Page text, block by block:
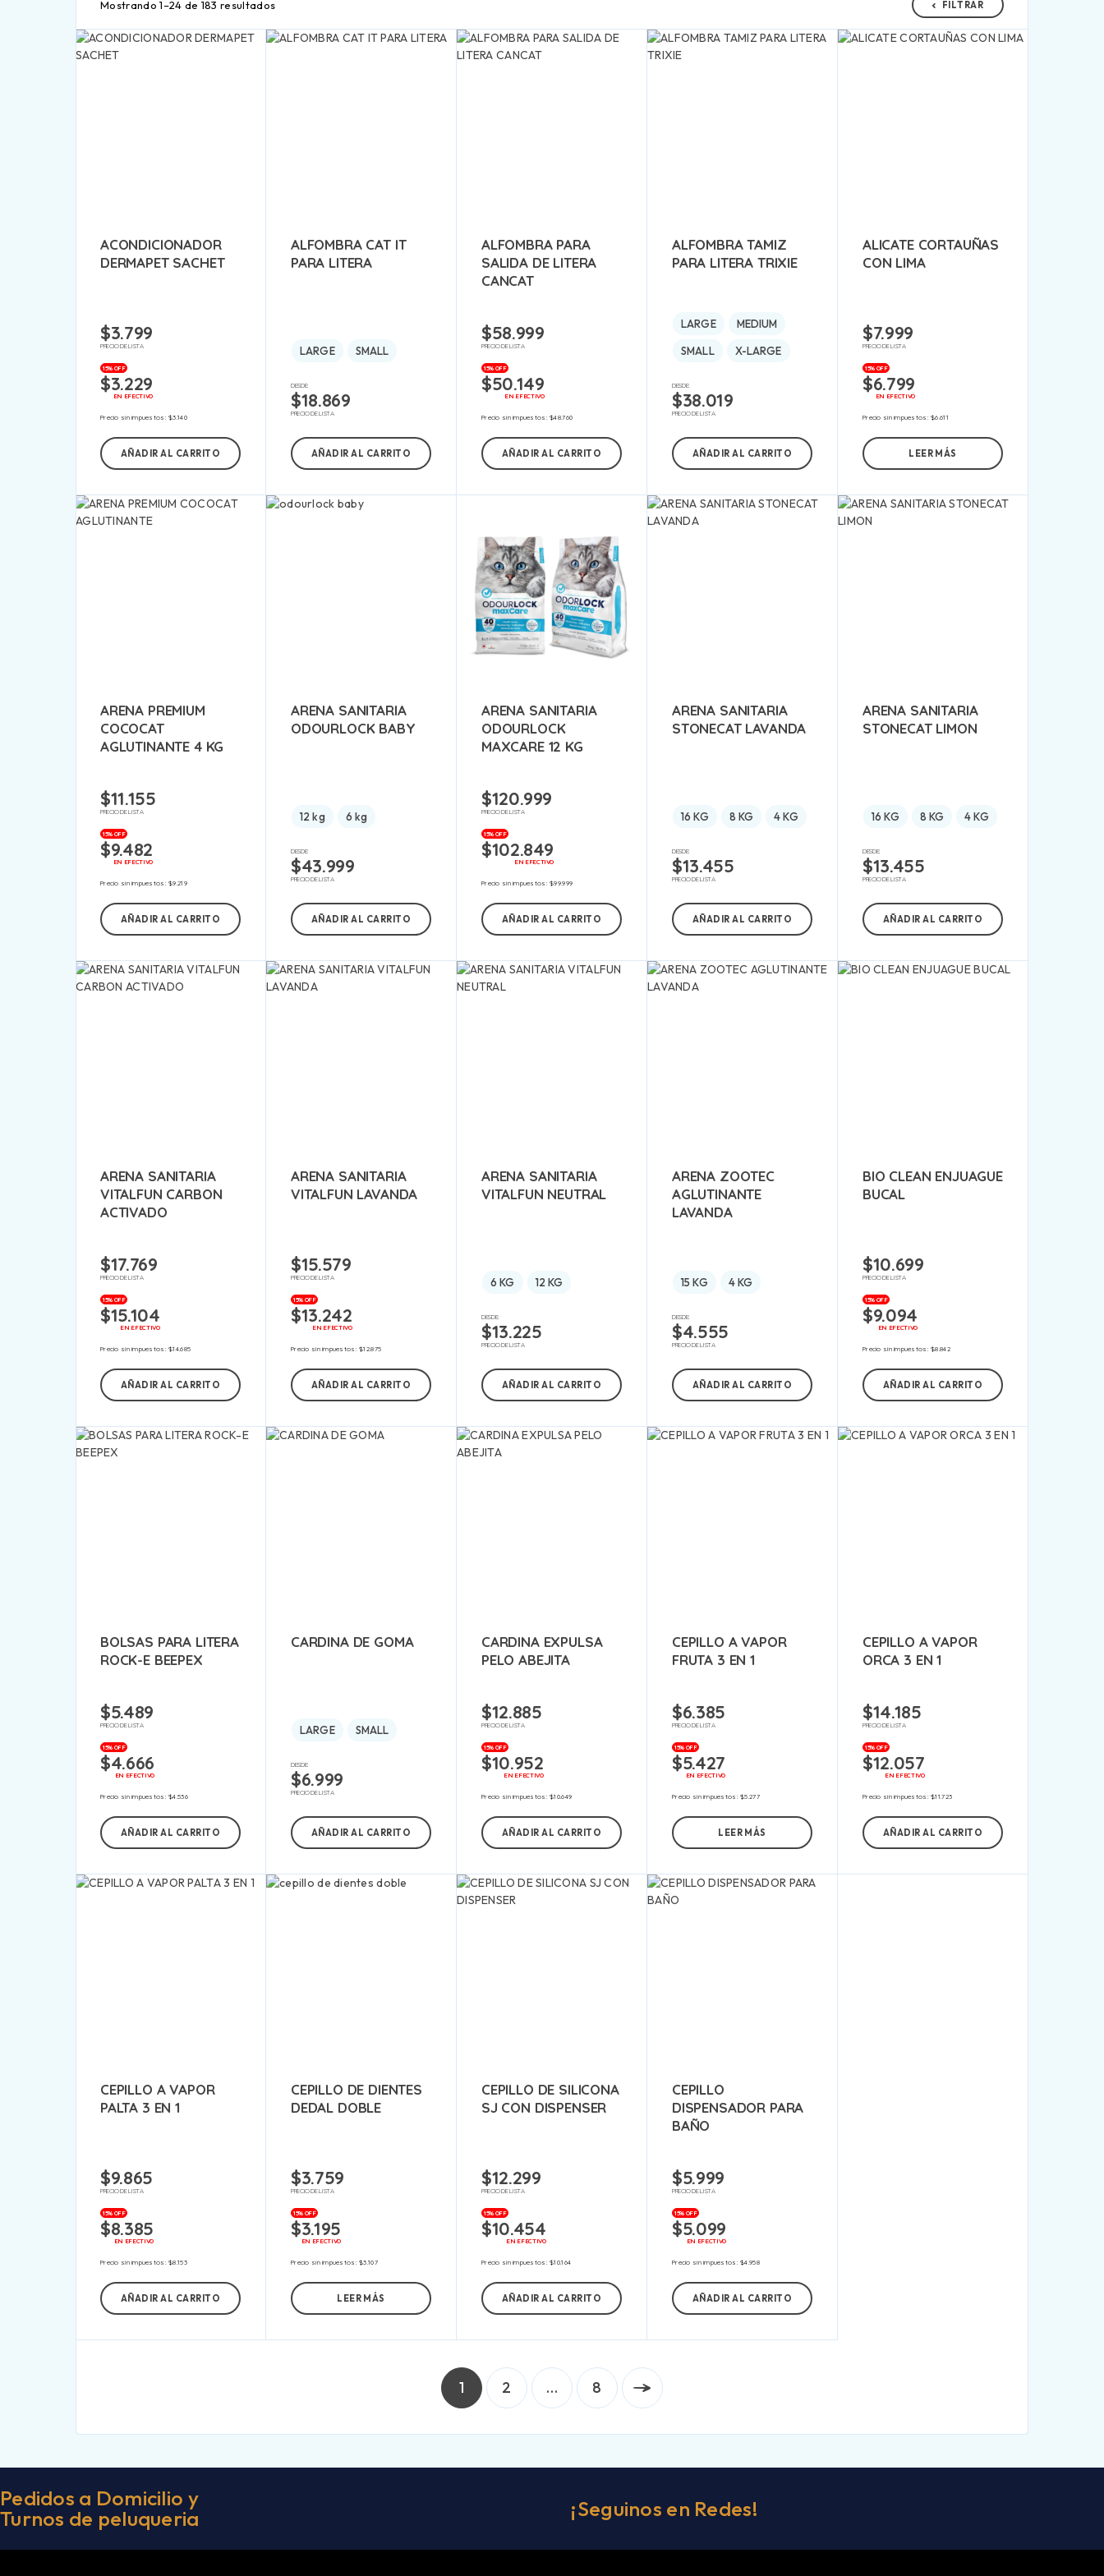
Mostrando 1–24 de 183 resultados FILTRAR
ACONDICIONADOR
DERMAPET SACHET
$3.799
PRECIO DE LISTA
15% OFF
$3.229
EN EFECTIVO
Precio sin impuestos:$3.140
AÑADIR AL CARRITO
ALFOMBRA CAT IT
PARA LITERA
LARGE SMALL
DESDE:
$18.869
PRECIO DE LISTA
AÑADIR AL CARRITO
ALFOMBRA PARA
SALIDA DE LITERA
CANCAT
$58.999
PRECIO DE LISTA
15% OFF
$50.149
EN EFECTIVO
Precio sin impuestos:$48.760
AÑADIR AL CARRITO
ALFOMBRA TAMIZ
PARA LITERA TRIXIE
LARGE MEDIUM
SMALL X-LARGE
DESDE:
$38.019
PRECIO DE LISTA
AÑADIR AL CARRITO
ALICATE CORTAUÑAS
CON LIMA
$7.999
PRECIO DE LISTA
15% OFF
$6.799
EN EFECTIVO
Precio sin impuestos:$6.611
LEER MÁS
ARENA PREMIUM
COCOCAT
AGLUTINANTE 4 KG
$11.155
PRECIO DE LISTA
15% OFF
$9.482
EN EFECTIVO
Precio sin impuestos:$9.219
AÑADIR AL CARRITO
ARENA SANITARIA
ODOURLOCK BABY
12 kg 6 kg
DESDE:
$43.999
PRECIO DE LISTA
AÑADIR AL CARRITO
ARENA SANITARIA
ODOURLOCK
MAXCARE 12 KG
$120.999
PRECIO DE LISTA
15% OFF
$102.849
EN EFECTIVO
Precio sin impuestos:$99.999
AÑADIR AL CARRITO
ARENA SANITARIA
STONECAT LAVANDA
16 KG 8 KG 4 KG
DESDE:
$13.455
PRECIO DE LISTA
AÑADIR AL CARRITO
ARENA SANITARIA
STONECAT LIMON
16 KG 8 KG 4 KG
DESDE:
$13.455
PRECIO DE LISTA
AÑADIR AL CARRITO
ARENA SANITARIA
VITALFUN CARBON
ACTIVADO
$17.769
PRECIO DE LISTA
15% OFF
$15.104
EN EFECTIVO
Precio sin impuestos:$14.685
AÑADIR AL CARRITO
ARENA SANITARIA
VITALFUN LAVANDA
$15.579
PRECIO DE LISTA
15% OFF
$13.242
EN EFECTIVO
Precio sin impuestos:$12.875
AÑADIR AL CARRITO
ARENA SANITARIA
VITALFUN NEUTRAL
6 KG 12 KG
DESDE:
$13.225
PRECIO DE LISTA
AÑADIR AL CARRITO
ARENA ZOOTEC
AGLUTINANTE
LAVANDA
15 KG 4 KG
DESDE:
$4.555
PRECIO DE LISTA
AÑADIR AL CARRITO
BIO CLEAN ENJUAGUE
BUCAL
$10.699
PRECIO DE LISTA
15% OFF
$9.094
EN EFECTIVO
Precio sin impuestos:$8.842
AÑADIR AL CARRITO
BOLSAS PARA LITERA
ROCK-E BEEPEX
$5.489
PRECIO DE LISTA
15% OFF
$4.666
EN EFECTIVO
Precio sin impuestos:$4.536
AÑADIR AL CARRITO
CARDINA DE GOMA
LARGE SMALL
DESDE:
$6.999
PRECIO DE LISTA
AÑADIR AL CARRITO
CARDINA EXPULSA
PELO ABEJITA
$12.885
PRECIO DE LISTA
15% OFF
$10.952
EN EFECTIVO
Precio sin impuestos:$10.649
AÑADIR AL CARRITO
CEPILLO A VAPOR
FRUTA 3 EN 1
$6.385
PRECIO DE LISTA
15% OFF
$5.427
EN EFECTIVO
Precio sin impuestos:$5.277
LEER MÁS
CEPILLO A VAPOR
ORCA 3 EN 1
$14.185
PRECIO DE LISTA
15% OFF
$12.057
EN EFECTIVO
Precio sin impuestos:$11.723
AÑADIR AL CARRITO
CEPILLO A VAPOR
PALTA 3 EN 1
$9.865
PRECIO DE LISTA
15% OFF
$8.385
EN EFECTIVO
Precio sin impuestos:$8.153
AÑADIR AL CARRITO
CEPILLO DE DIENTES
DEDAL DOBLE
$3.759
PRECIO DE LISTA
15% OFF
$3.195
EN EFECTIVO
Precio sin impuestos:$3.107
LEER MÁS
CEPILLO DE SILICONA
SJ CON DISPENSER
$12.299
PRECIO DE LISTA
15% OFF
$10.454
EN EFECTIVO
Precio sin impuestos:$10.164
AÑADIR AL CARRITO
CEPILLO
DISPENSADOR PARA
BAÑO
$5.999
PRECIO DE LISTA
15% OFF
$5.099
EN EFECTIVO
Precio sin impuestos:$4.958
AÑADIR AL CARRITO
1 2 … 8
Pedidos a Domicilio y
Turnos de peluqueria ¡Seguinos en Redes!